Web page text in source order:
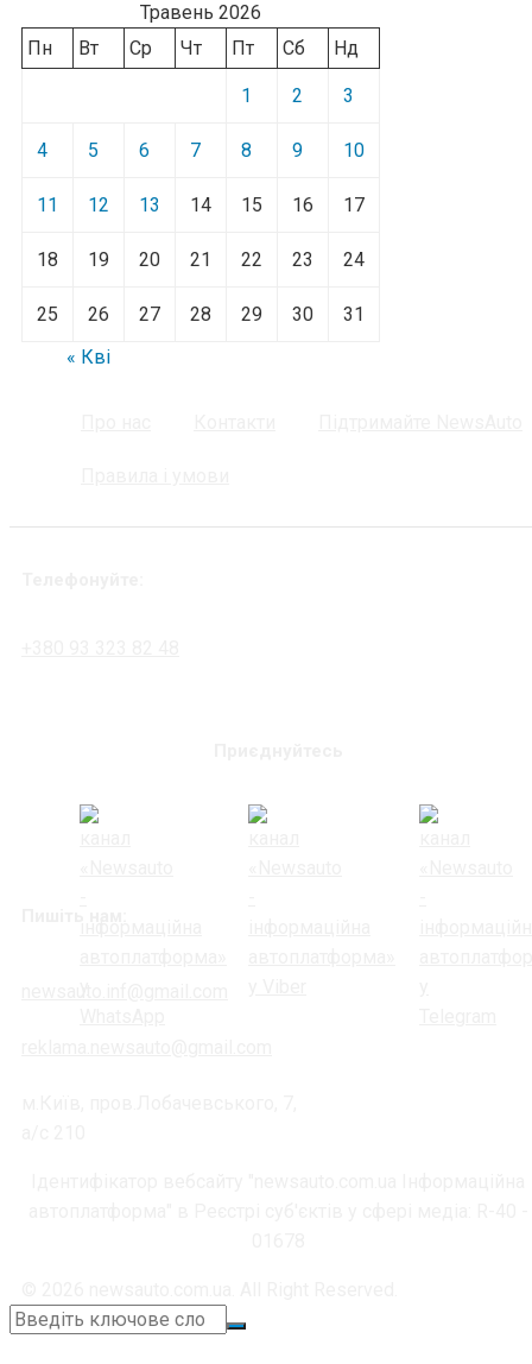
Травень 2026
Пн
Вт Ср Чт Пт Сб Нд
1 2 3
4 5 6 7 8 9 10
11 12 13 14 15 16 17
18 19 20 21 22 23 24
25 26 27 28 29 30
31
« Кві